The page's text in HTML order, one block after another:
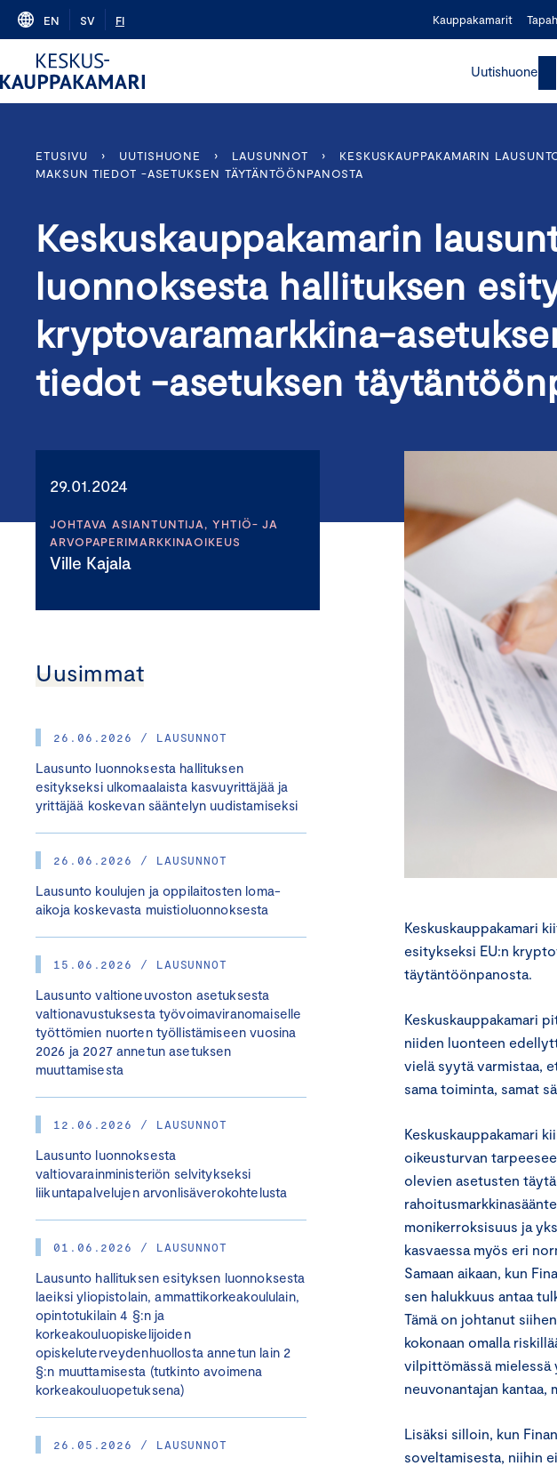
Skip
content
EN SV FI Kauppakamarit
Uutishuone
ETUSIVU › UUTISHUONE › LAUSUNNOT ›
KESKUSKAUPPAKAMARIN
MAKSUN TIEDOT -ASETUKSEN TÄYTÄNTÖÖNPANOSTA
Keskuskauppakamarin
luonnoksesta hallituksen
kryptovaramarkkina-
tiedot -asetuksen
29.01.2024
JOHTAVA ASIANTUNTIJA, YHTIÖ- JA
ARVOPAPERIMARKKINAOIKEUS
Ville Kajala
Uusimmat
26.06.2026 / LAUSUNNOT
Lausunto luonnoksesta hallituksen
esitykseksi ulkomaalaista kasvuyrittäjää ja
yrittäjää koskevan sääntelyn uudistamiseksi
26.06.2026 / LAUSUNNOT
Lausunto koulujen ja oppilaitosten loma-
aikoja koskevasta muistioluonnoksesta
15.06.2026 / LAUSUNNOT
Lausunto valtioneuvoston asetuksesta
valtionavustuksesta työvoimaviranomaiselle
työttömien nuorten työllistämiseen vuosina
2026 ja 2027 annetun asetuksen
muuttamisesta
12.06.2026 / LAUSUNNOT
Lausunto luonnoksesta
valtiovarainministeriön selvitykseksi
liikuntapalvelujen arvonlisäverokohtelusta
01.06.2026 / LAUSUNNOT
Lausunto hallituksen esityksen luonnoksesta
laeiksi yliopistolain, ammattikorkeakoululain,
opintotukilain 4 §:n ja
korkeakouluopiskelijoiden
opiskeluterveydenhuollosta annetun lain 2
§:n muuttamisesta (tutkinto avoimena
korkeakouluopetuksena)
26.05.2026 / LAUSUNNOT
Keskuskauppakamari
esitykseksi EU:n
täytäntöönpanosta.
Keskuskauppakamari
niiden luonteen
vielä syytä varmistaa,
sama toiminta, samat
Keskuskauppakamari
oikeusturvan
olevien asetusten
monikerroksisuus ja
kasvaessa myös eri
Samaan aikaan, kun
sen halukkuus antaa
Tämä on johtanut
kokonaan omalla
vilpittömässä
neuvonantajan kantaa,
Lisäksi silloin, kun
soveltamisesta, niihin